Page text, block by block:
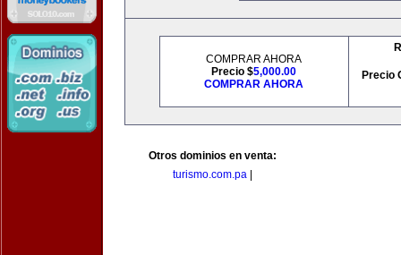
COMPRAR AHORA
Precio $5,000.00
COMPRAR AHORA
Precio
Otros dominios en venta:
turismo.com.pa